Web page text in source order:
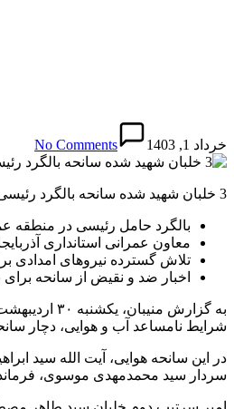
خرداد 1, 1403 No Comments
3 خلبان شهید شده سانحه بالگرد رئیسی چه کسانی هستند؟ بیشتر بخوانید:
بالگرد حامل رئیسی در
معاون عمرانی استانداری
تلاش گسترده نیروهای امدادی
اخبار ضد و نقیض از سانحه برای
شرایط نامساعد آب و هوایی، دچار
در این سانحه هوایی، آیت‌ الله سید
سردار سید محمدمهدی موسوی،